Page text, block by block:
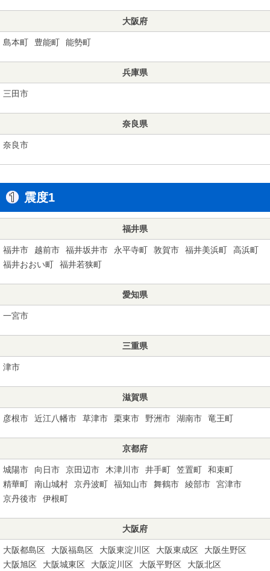
大阪府
島本町 豊能町 能勢町
兵庫県
三田市
奈良県
奈良市
震度1
福井県
福井市 越前市 福井坂井市 永平寺町 敦賀市 福井美浜町
高浜町
福井おおい町
福井若狭町
愛知県
一宮市
三重県
津市
滋賀県
彦根市 近江八幡市 草津市 栗東市 野洲市 湖南市 竜王町
京都府
城陽市 向日市 京田辺市 木津川市 井手町 笠置町
和束町
精華町
南山城村 京丹波町 福知山市 舞鶴市 綾部市
宮津市
京丹後市
伊根町
大阪府
大阪都島区 大阪福島区 大阪東淀川区 大阪東成区
大阪生野区
大阪旭区
大阪城東区 大阪淀川区 大阪平野区 大阪北区